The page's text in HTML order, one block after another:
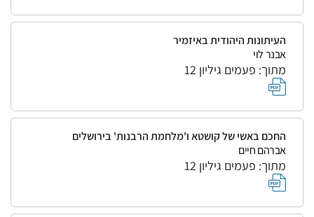
העיתונות היהודית באיזמיר
אבנר לוי
מתוך: פעמים גיליון 12
החכם באשי של קושטא ו'מלחמת הרבנות' בירושלים
אברהם חיים
מתוך: פעמים גיליון 12